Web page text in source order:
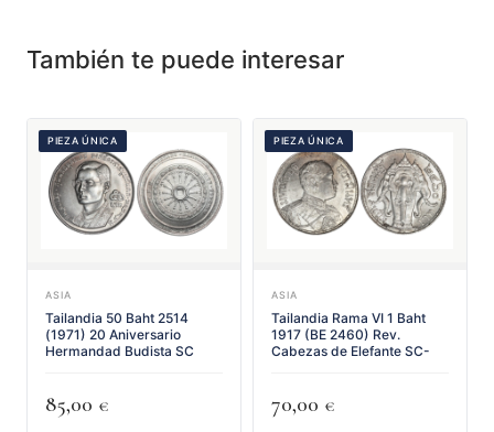
También te puede interesar
PIEZA ÚNICA
ASIA
Tailandia 50 Baht 2514
(1971) 20 Aniversario
Hermandad Budista SC
85,00 €
PIEZA ÚNICA
ASIA
Tailandia Rama VI 1 Baht
1917 (BE 2460) Rev.
Cabezas de Elefante SC-
70,00 €